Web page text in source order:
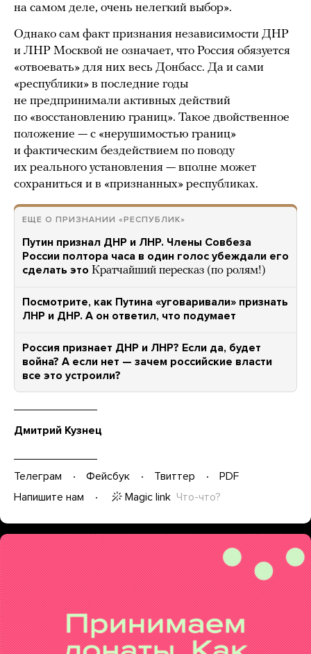
на самом деле, очень нелегкий выбор».
Однако сам факт признания независимости ДНР
и ЛНР Москвой не означает, что Россия обязуется
«отвоевать» для них весь Донбасс. Да и сами
«республики» в последние годы
не предпринимали активных действий
по «восстановлению границ». Такое двойственное
положение — с «нерушимостью границ»
и фактическим бездействием по поводу
их реального установления — вполне может
сохраниться и в «признанных» республиках.
ЕЩЕ О ПРИЗНАНИИ «РЕСПУБЛИК»
Путин признал ДНР и ЛНР. Члены Совбеза
России полтора часа в один голос убеждали его
сделать это Кратчайший пересказ (по ролям!)
Посмотрите, как Путина «уговаривали» признать
ЛНР и ДНР. А он ответил, что подумает
Россия признает ДНР и ЛНР? Если да, будет
война? А если нет — зачем российские власти
все это устроили?
Дмитрий Кузнец
Телеграм Фейсбук Твиттер
PDF
Напишите нам
Magic link Что-что?